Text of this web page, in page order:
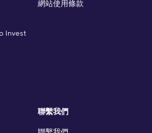
Invest
網站使用條款
聯繫我們